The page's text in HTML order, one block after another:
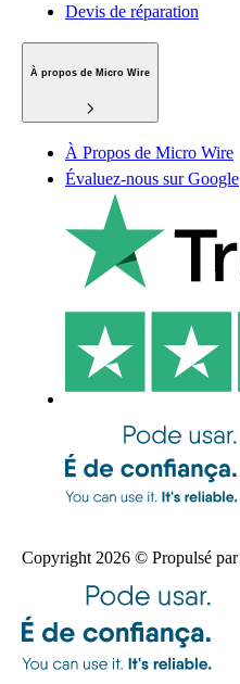
Devis de réparation
À propos de Micro Wire
À Propos de Micro Wire
Évaluez-nous sur Google
Copyright 2026 © Propulsé par